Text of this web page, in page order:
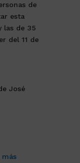
de
esta
las de 35
del 11 de
José